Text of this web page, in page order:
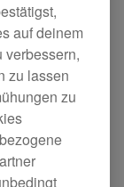
auf deinem
verbessern,
zu lassen
zu